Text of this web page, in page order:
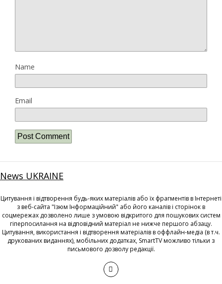
Name
Email
News UKRAINE
Цитування і відтворення будь-яких матеріалів або їх фрагментів в Інтернеті
з веб-сайта "Ізюм Інформаційний" або його каналів і сторінок в
соцмережах дозволено лише з умовою відкритого для пошукових систем
гіперпосилання на відповідний матеріал не нижче першого абзацу.
Цитування, використання і відтворення матеріалів в оффлайн-медіа (в т.ч.
друкованих виданнях), мобільних додатках, SmartTV можливо тільки з
письмового дозволу редакції.